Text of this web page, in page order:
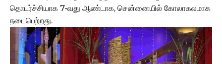
தொடர்ச்சியாக 7-வது ஆண்டாக, சென்னையில் கோலாகலமாக
நடைபெற்றது.